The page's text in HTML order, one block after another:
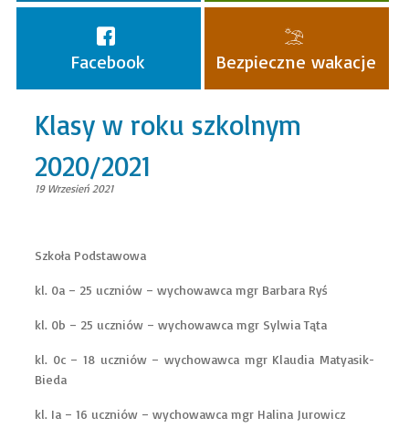
Facebook Bezpieczne wakacje
Klasy w roku szkolnym
2020/2021
19 Wrzesień 2021
Szkoła Podstawowa
kl. 0a – 25 uczniów – wychowawca mgr Barbara Ryś
kl. 0b – 25 uczniów – wychowawca mgr Sylwia Tąta
kl. 0c – 18 uczniów – wychowawca mgr Klaudia Matyasik-
Bieda
kl. Ia – 16 uczniów – wychowawca mgr Halina Jurowicz